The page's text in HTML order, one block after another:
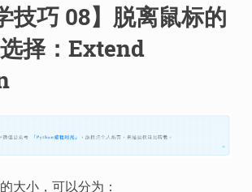
技巧 08】脱离鼠标的
择：Extend
大小，可以分为：